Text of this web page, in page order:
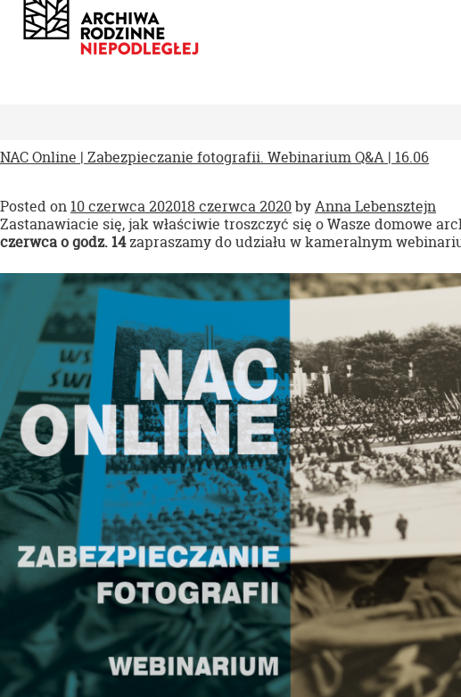
NAC Online | Zabezpieczanie fotografii. Webinarium Q&A | 16.06
Posted on 10 czerwca 202018 czerwca 2020byAnna Lebensztejn
Zastanawiacie się, jak właściwie troszczyć się o Wasze domowe
czerwca o godz. 14zapraszamy do udziału w kameralnym